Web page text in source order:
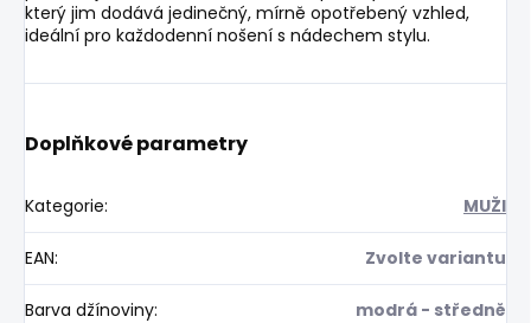
který jim dodává jedinečný, mírně opotřebený vzhled,
ideální pro každodenní nošení s nádechem stylu.
Doplňkové parametry
Kategorie: MUŽI
EAN: Zvolte variantu
Barva džínoviny: modrá - středně